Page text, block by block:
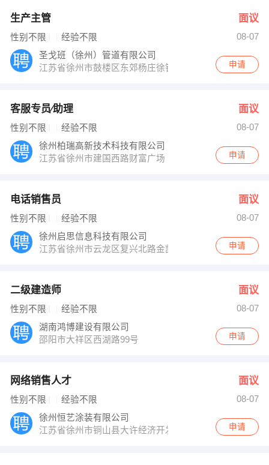
生产主管 面议
性别不限 经验不限
08-07
圣戈班（徐州）管道有限公司
江苏省徐州市鼓楼区东郊杨庄徐钢路
申请
客服专员∕助理 面议
性别不限 经验不限
08-07
徐州柏瑞高新技术科技有限公司
江苏省徐州市建国西路财富广场
申请
电话销售员 面议
性别不限 经验不限
08-07
徐州启思信息科技有限公司
江苏省徐州市云龙区复兴北路金凯隆大厦2712室申请
二级建造师 面议
性别不限 经验不限
08-07
湖南鸿博建设有限公司
邵阳市大祥区西湖路99号
申请
网络销售人才 面议
性别不限 经验不限
08-07
徐州恒艺涂装有限公司
江苏省徐州市铜山县大许经济开发区
申请